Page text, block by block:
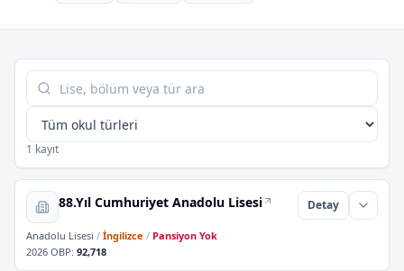
Tabloda ara
1 kayıt
88.Yıl Cumhuriyet Anadolu Lisesi Detay
Anadolu Lisesi / İngilizce / Pansiyon Yok
2026 OBP: 92,718